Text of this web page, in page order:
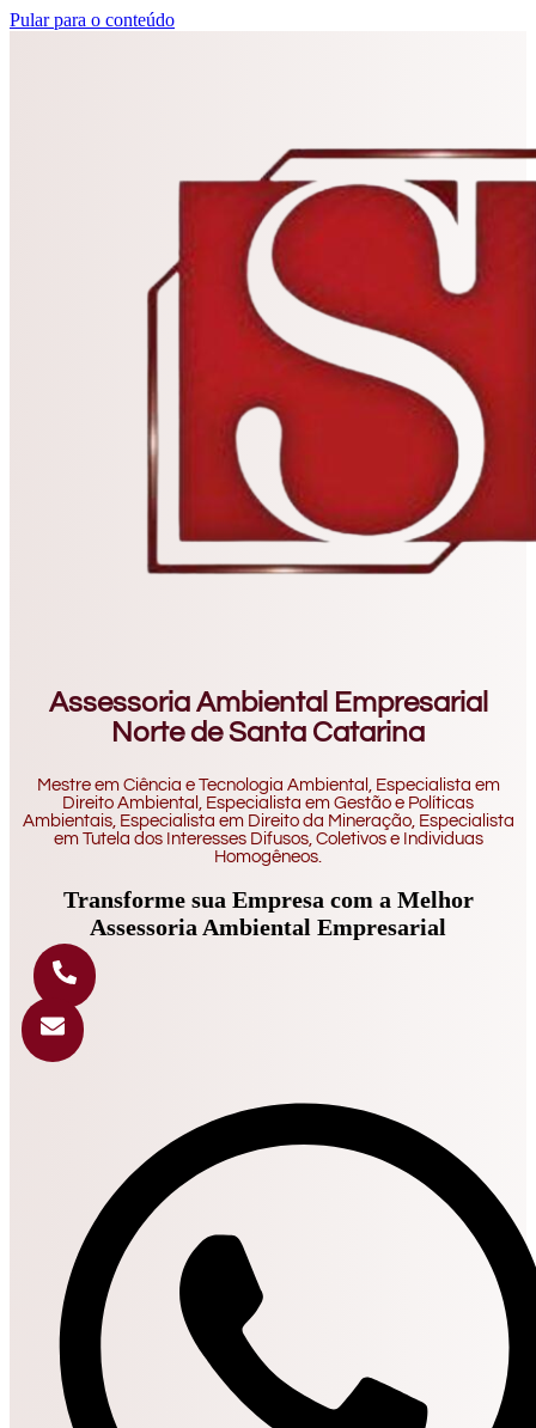
Pular para o conteúdo
Assessoria Ambiental Empresarial
Norte de Santa Catarina
Mestre em Ciência e Tecnologia Ambiental, Especialista em
Direito Ambiental, Especialista em Gestão e Políticas
Ambientais, Especialista em Direito da Mineração, Especialista
em Tutela dos Interesses Difusos, Coletivos e Individuas
Homogêneos.
Transforme sua Empresa com a Melhor
Assessoria Ambiental Empresarial